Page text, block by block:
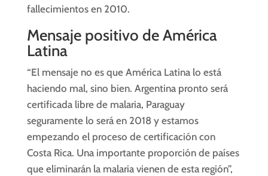
fallecimientos en 2010.
Mensaje positivo de América
Latina
“El mensaje no es que América Latina lo está
haciendo mal, sino bien. Argentina pronto será
certificada libre de malaria, Paraguay
seguramente lo será en 2018 y estamos
empezando el proceso de certificación con
Costa Rica. Una importante proporción de países
que eliminarán la malariavienen de esta región”,